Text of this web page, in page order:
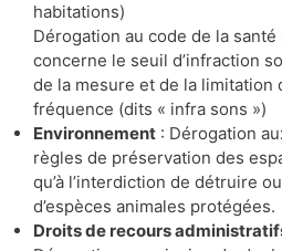
habitations)
Dérogation au code de la
concerne le seuil d’infraction
de la mesure et de la limitation
fréquence (dits « infra sons »)
Environnement : Dérogation
règles de préservation des
qu’à l’interdiction de détruire
d’espèces animales protégées.
Droits de recours